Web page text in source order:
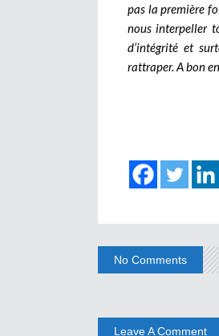
pas la première
nous interpeller
d’intégrité et
rattraper. A bon
No Comments
Leave A Comment